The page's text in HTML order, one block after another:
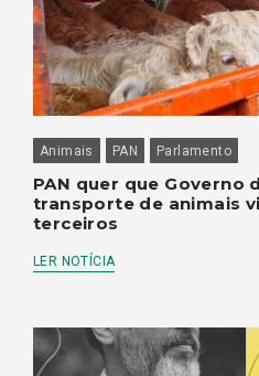
Animais PAN Parlamento
PAN quer que Governo
transporte de animais
terceiros
LER NOTÍCIA